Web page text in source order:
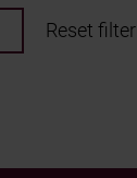
Reset filter